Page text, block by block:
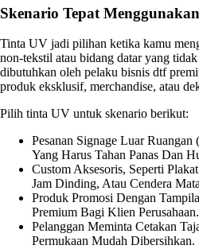
Skenario Tepat
Tinta UV jadi pilihan ketika kamu
non-tekstil atau bidang datar yang
dibutuhkan oleh pelaku bisnis dtf
produk eksklusif, merchandise, atau
Pilih tinta UV untuk skenario berikut:
Pesanan Signage Luar
Yang Harus Tahan Panas Dan
Custom Aksesoris, Seperti
Jam Dinding, Atau Cendera
Produk Promosi Dengan
Premium Bagi Klien Perusahaan.
Pelanggan Meminta Cetakan
Permukaan Mudah Dibersihkan.